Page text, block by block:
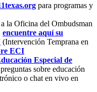
para programas y
la Oficina del Ombudsman
encuentre aquí su
(Intervención Temprana en
ECI
Especial de
sobre educación
o chat en vivo en